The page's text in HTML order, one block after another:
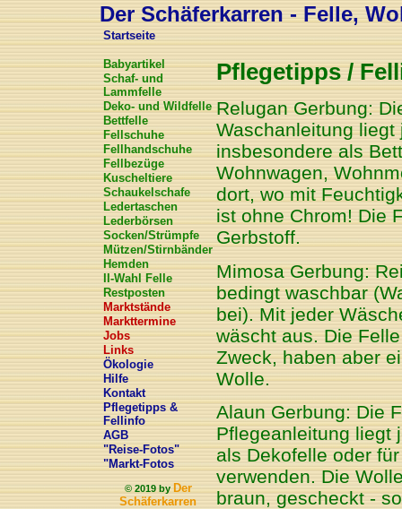
Der Schäferkarren - Felle,
Startseite
Babyartikel
Schaf- und
Lammfelle
Deko- und Wildfelle
Bettfelle
Fellschuhe
Fellhandschuhe
Fellbezüge
Kuscheltiere
Schaukelschafe
Ledertaschen
Lederbörsen
Socken/Strümpfe
Mützen/Stirnbänder
Hemden
II-Wahl Felle
Restposten
Marktstände
Markttermine
Jobs
Links
Ökologie
Hilfe
Kontakt
Pflegetipps &
Fellinfo
AGB
"Reise-Fotos"
"Markt-Fotos
© 2019 byDer
Schäferkarren
Pflegetipps /
Relugan Gerbung:
Waschanleitung
insbesondere als
Wohnwagen,
dort, wo mit
ist ohne Chrom! Die
Gerbstoff.
Mimosa Gerbung:
bedingt waschbar
bei). Mit jeder
wäscht aus. Die
Zweck, haben aber
Wolle.
Alaun Gerbung: Die
Pflegeanleitung liegt
als Dekofelle oder
verwenden. Die
braun, gescheckt -